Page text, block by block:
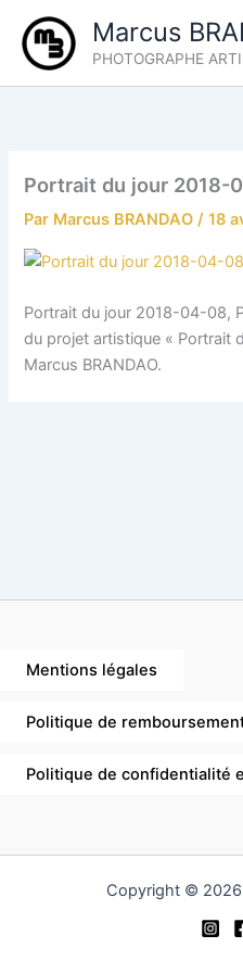
contenu
Marcus
PHOTOGRAPHE
Portrait du jour 2018-
Par Marcus BRANDAO/18
Portrait du jour 2018-04-08,
du projet artistique « Portrait
Marcus BRANDAO.
Mentions légales
Politique de
Politique de confidentialité
Copyright © 2026